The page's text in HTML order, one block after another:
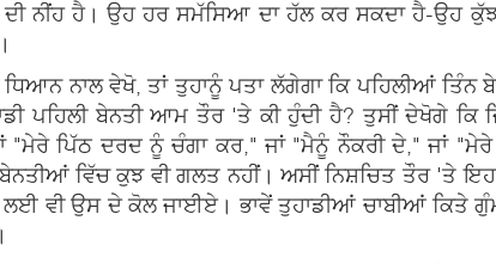
ਨੀਂਹ ਹੈ। ਉਹ ਹਰ ਸਮੱਸਿਆ ਦਾ ਹੱਲ ਕਰ ਸਕਦਾ ਹੈ-ਉਹ
ਨਾਲ ਵੇਖੋ, ਤਾਂ ਤੁਹਾਨੂੰ ਪਤਾ ਲੱਗੇਗਾ ਕਿ ਪਹਿਲੀਆਂ ਤਿੰਨ
ਪਹਿਲੀ ਬੇਨਤੀ ਆਮ ਤੌਰ 'ਤੇ ਕੀ ਹੁੰਦੀ ਹੈ? ਤੁਸੀਂ ਦੇਖੋਗੇ
ਪਿੱਠ ਦਰਦ ਨੂੰ ਚੰਗਾ ਕਰ," ਜਾਂ "ਮੈਨੂੰ ਨੌਕਰੀ ਦੇ," ਜਾਂ
ਵਿੱਚ ਕੁਝ ਵੀ ਗਲਤ ਨਹੀਂ। ਅਸੀਂ ਨਿਸ਼ਚਿਤ ਤੌਰ 'ਤੇ
ਲਈ ਵੀ ਉਸ ਦੇ ਕੋਲ ਜਾਈਏ। ਭਾਵੇਂ ਤੁਹਾਡੀਆਂ ਚਾਬੀਆਂ ਕਿਤੇ